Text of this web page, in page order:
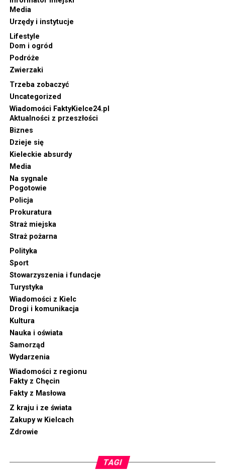
Media
Urzędy i instytucje
Lifestyle
Dom i ogród
Podróże
Zwierzaki
Trzeba zobaczyć
Uncategorized
Wiadomości FaktyKielce24.pl
Aktualności z przeszłości
Biznes
Dzieje się
Kieleckie absurdy
Media
Na sygnale
Pogotowie
Policja
Prokuratura
Straż miejska
Straż pożarna
Polityka
Sport
Stowarzyszenia i fundacje
Turystyka
Wiadomości z Kielc
Drogi i komunikacja
Kultura
Nauka i oświata
Samorząd
Wydarzenia
Wiadomości z regionu
Fakty z Chęcin
Fakty z Masłowa
Z kraju i ze świata
Zakupy w Kielcach
Zdrowie
TAGI